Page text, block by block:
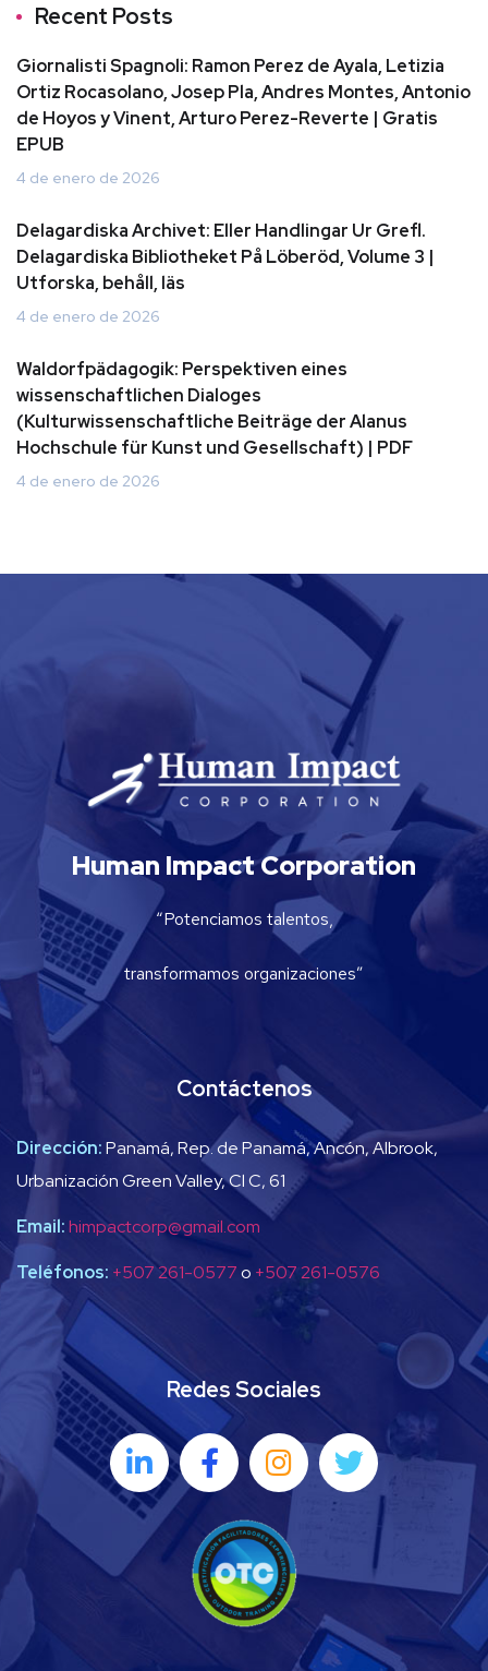
Recent Posts
Giornalisti Spagnoli: Ramon Perez de Ayala, Letizia
Ortiz Rocasolano, Josep Pla, Andres Montes, Antonio
de Hoyos y Vinent, Arturo Perez-Reverte | Gratis
EPUB
4 de enero de 2026
Delagardiska Archivet: Eller Handlingar Ur Grefl.
Delagardiska Bibliotheket På Löberöd, Volume 3 |
Utforska, behåll, läs
4 de enero de 2026
Waldorfpädagogik: Perspektiven eines
wissenschaftlichen Dialoges
(Kulturwissenschaftliche Beiträge der Alanus
Hochschule für Kunst und Gesellschaft) | PDF
4 de enero de 2026
Human Impact Corporation
“Potenciamos talentos,
transformamos organizaciones”
Contáctenos
Dirección:Panamá, Rep. de Panamá, Ancón, Albrook,
Urbanización Green Valley, Cl C, 61
Email:himpactcorp@gmail.com
Teléfonos: +507 261-0577o +507 261-0576
Redes Sociales